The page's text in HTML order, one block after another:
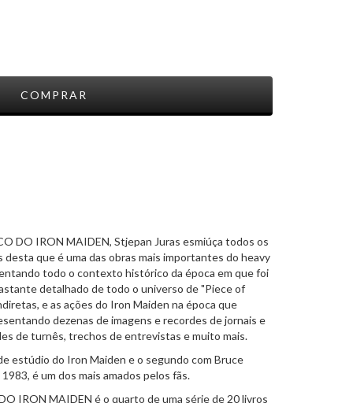
DO IRON MAIDEN, Stjepan Juras esmiúça todos os
que é uma das obras mais importantes do heavy
todo o contexto histórico da época em que foi
detalhado de todo o universo de "Piece of
e as ações do Iron Maiden na época que
dezenas de imagens e recordes de jornais e
de turnês, trechos de entrevistas e muito mais.
estúdio do Iron Maiden e o segundo com Bruce
é um dos mais amados pelos fãs.
IRON MAIDEN é o quarto de uma série de 20 livros